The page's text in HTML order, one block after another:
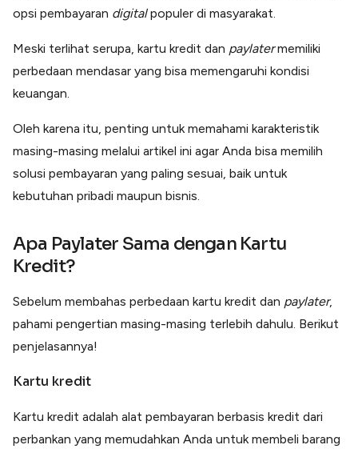
opsi pembayaran digitalpopuler di masyarakat.
Meski terlihat serupa, kartu kredit dan paylatermemiliki
perbedaan mendasar yang bisa memengaruhi kondisi
keuangan.
Oleh karena itu, penting untuk memahami karakteristik
masing-masing melalui artikel ini agar Anda bisa memilih
solusi pembayaran yang paling sesuai, baik untuk
kebutuhan pribadi maupun bisnis.
Apa Paylater Sama dengan Kartu
Kredit?
Sebelum membahas perbedaan kartu kredit dan paylater,
pahami pengertian masing-masing terlebih dahulu. Berikut
penjelasannya!
Kartu kredit
Kartu kredit adalah alat pembayaran berbasis kredit dari
perbankan yang memudahkan Anda untuk membeli barang